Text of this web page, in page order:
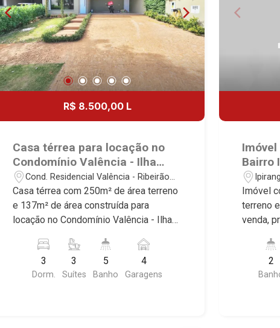
R$ 8.500,00 L
Casa térrea para locação no
Condomínio Valência - Ilha
Túria, próximo à Bonfim
Paulista - Ribeirão Preto/SP.
Cond. Residencial Valência - Ribeirão
Preto/SP
Casa térrea com 250m² de área terreno
e 137m² de área construída para
locação no Condomínio Valência - Ilha
Bairro Cond. Residencial Valência,
Ribeirão Preto/SP. Conheça as
características deste imóvel que a
3
Dorm.
3
Suítes
5
Banho
4
Garagens
Bairro
Cola -
Imóvel
terreno
venda,
você: - 240m² de área terreno e 213m²
2